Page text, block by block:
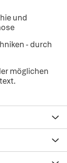
und
- durch
möglichen